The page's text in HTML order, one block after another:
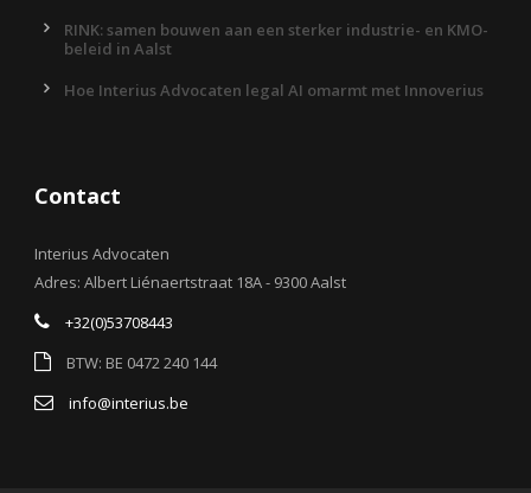
RINK: samen bouwen aan een sterker industrie- en KMO-
beleid in Aalst
Hoe Interius Advocaten legal AI omarmt met Innoverius
Contact
Interius Advocaten
Adres: Albert Liénaertstraat 18A - 9300 Aalst
+32(0)53708443
BTW: BE 0472 240 144
info@interius.be